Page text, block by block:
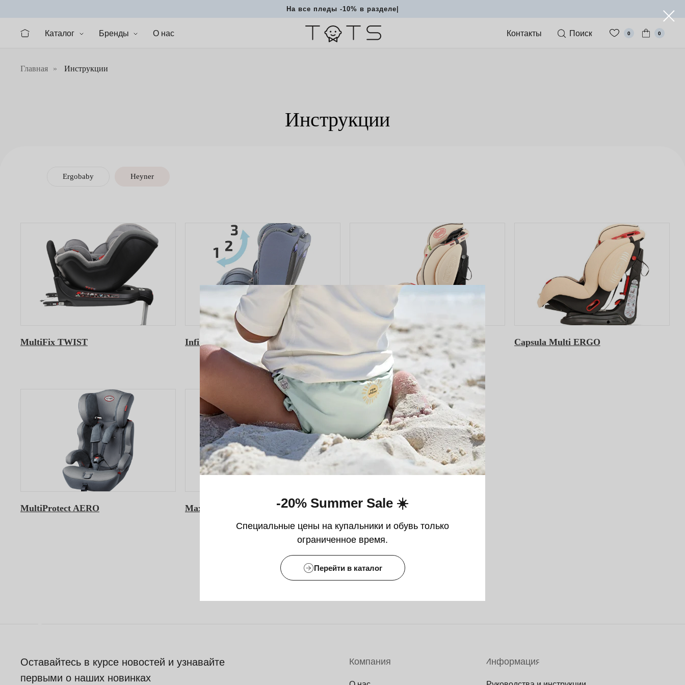
На все пледы -10% в разделе Одежд
Каталог Бренды О нас Поиск
Контакты 0 0
Главная » Инструкции
Инструкции
Ergobaby Heyner
MultiFix TWIST Infiny TWIST Capsula MultiFix ERGO Capsula Multi ERGO
MultiProtect AERO MaxiFix AERO
Оставайтесь в курсе новостей и узнавайте
первыми о наших новинках
Компания Информация
-20% Summer Sale ☀️
Специальные цены на купальники и обувь только
ограниченное время.
Перейти в каталог